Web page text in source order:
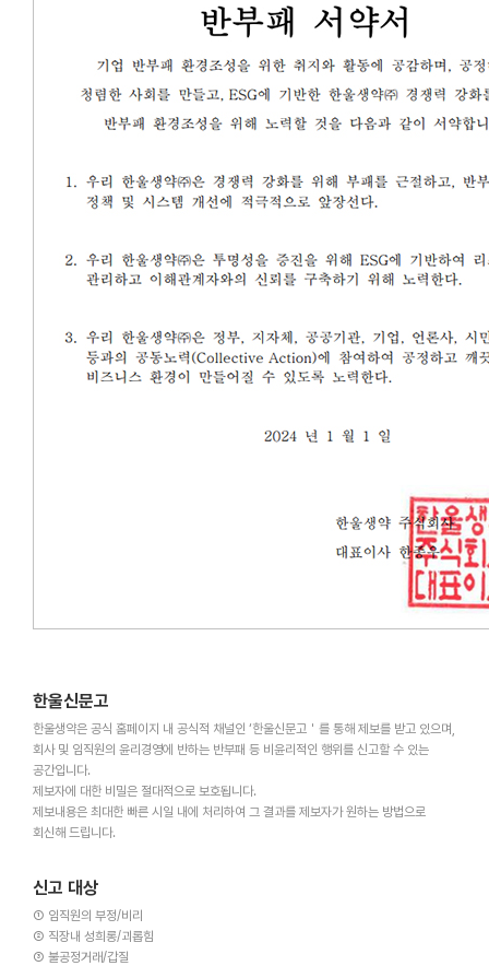
한울신문고
한울생약은 공식 홈페이지 내 공식적 채널인 ‘한울신문고＇를 통해 제보를 받고 있으며,
회사 및 임직원의 윤리경영에 반하는 반부패 등 비윤리적인 행위를 신고할 수 있는
공간입니다.
제보자에 대한 비밀은 절대적으로 보호됩니다.
제보내용은 최대한 빠른 시일 내에 처리하여 그 결과를 제보자가 원하는 방법으로
회신해 드립니다.
신고 대상
① 임직원의 부정/비리
② 직장내 성희롱/괴롭힘
③ 불공정거래/갑질